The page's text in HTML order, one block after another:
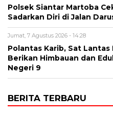
Polsek Siantar Martoba
Sadarkan Diri di Jalan
Jumat, 7 Agustus 2026 - 14:28
Polantas Karib, Sat
Berikan Himbauan dan
Negeri 9
BERITA TERBARU